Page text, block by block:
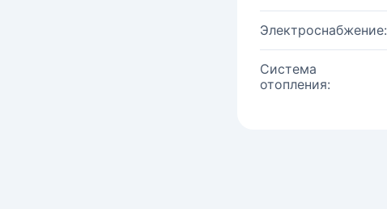
Электроснабжение:
Система
отопления: